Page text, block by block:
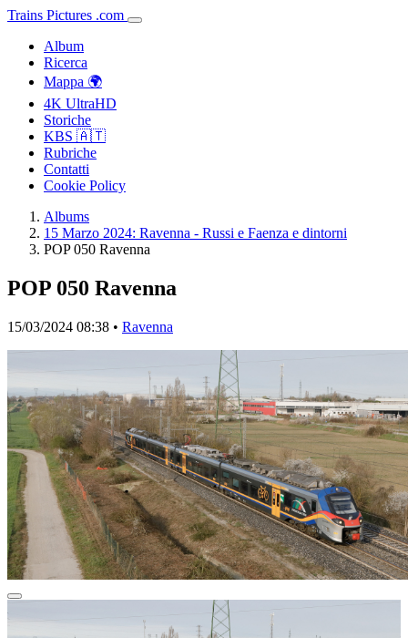
Trains Pictures .com
Album
Ricerca
Mappa 🌍
4K UltraHD
Storiche
KBS 🇦🇹
Rubriche
Contatti
Cookie Policy
Albums
15 Marzo 2024: Ravenna - Russi e Faenza e dintorni
POP 050 Ravenna
POP 050 Ravenna
15/03/2024 08:38 • Ravenna